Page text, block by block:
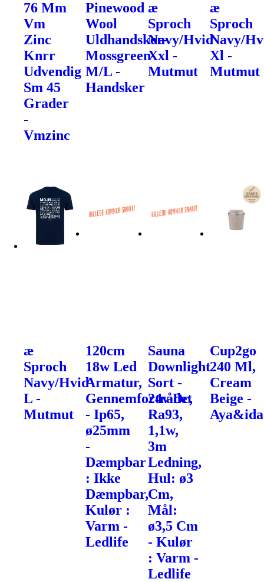
76 Mm
Vm
Zinc
Knrr
Udvendig
Sm 45
Grader
-
Vmzinc
Pinewood
Wool
Uldhandsker-
Mossgreen-
M/L -
Handsker
æ
Sproch
Navy/Hvid
Xxl -
Mutmut
æ
Sproch
Navy/
Xl -
Mutmut
æ
Sproch
Navy/Hvid
L -
Mutmut
120cm
18w Led
Armatur,
Gennemfortrådet
- Ip65,
ø25mm
-
Dæmpbar
: Ikke
Dæmpbar,
Kulør :
Varm -
Ledlife
Sauna
Downlight
Sort -
24v Dc,
Ra93,
1,1w,
3m
Ledning,
Hul: ø3
Cm,
Mål:
ø3,5 Cm
- Kulør
: Varm -
Ledlife
Cup2go
240 Ml,
Cream
Beige -
Aya&ida